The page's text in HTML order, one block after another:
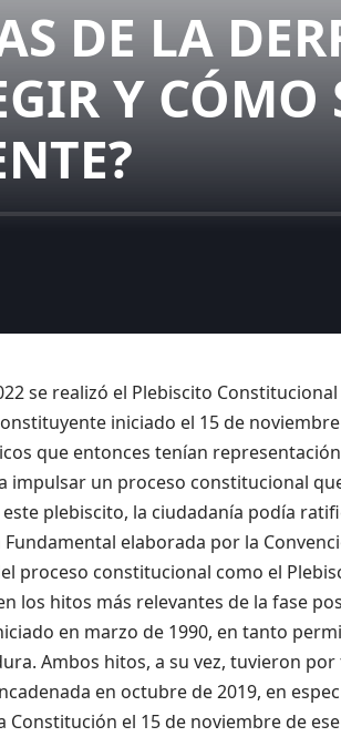
DE LA
Y CÓMO
se realizó el Plebiscito
iniciado el 15 de
que entonces tenían
impulsar un proceso constitucional
plebiscito, la ciudadanía podía
elaborada por la
proceso constitucional como el
los hitos más relevantes de la fase
en marzo de 1990, en tanto
Ambos hitos, a su vez, tuvieron
en octubre de 2019, en
Constitución el 15 de noviembre de